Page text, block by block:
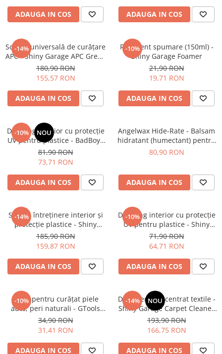
Tratament Plastice
Maşini de Polishat
Paste Polish
Paste Polish Gama Marină
Degresanţi
Pregătire Suprafeţe
Protecţii Ceramice
Sealant şi Quick Detailer
Ceară Auto
Interior
Textile
Plastice
Tratamente şi Întreţinere
Textile
Piele
Odorizante
Recondiţionare Piele
ADAUGA IN COS ADAUGA IN COS
-14%
Soluție universală de curățare
APC - Shiny Garage APC Green
(5L)
180,90 RON
155,57 RON
ADAUGA IN COS
-10%
Recipient spumare (150ml) -
Shiny Garage Foamer
21,90 RON
19,71 RON
ADAUGA IN COS
-10% NOU
Dressing interior cu protecție
UV pentru plastice - BadBoys
Interior Dressing Boys (500ml)
81,90 RON
73,71 RON
ADAUGA IN COS
Angelwax Hide-Rate - Balsam
hidratant (humectant) pentru
piele naturală (250ml)
80,90 RON
ADAUGA IN COS
-14%
Soluție întreținere interior și
protecție plastice - Shiny
Garage Interior QD (5L)
185,90 RON
159,87 RON
ADAUGA IN COS
-10%
Dressing interior cu protecție
UV pentru plastice - Shiny
Garage Satin (500ml)
71,90 RON
64,71 RON
ADAUGA IN COS
-10%
Perie pentru curățat piele
auto, peri naturali - GTools
Oval Leather Brush
34,90 RON
31,41 RON
ADAUGA IN COS
-14% NOU
Detergent concentrat textile -
Shiny Garage Carpet Cleaner
(5L)
193,90 RON
166,75 RON
ADAUGA IN COS